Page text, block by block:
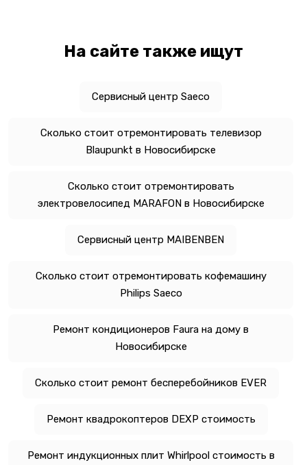
На сайте также ищут
Сервисный центр Saeco
Сколько стоит отремонтировать телевизор
Blaupunkt в Новосибирске
Сколько стоит отремонтировать
электровелосипед MARAFON в Новосибирске
Сервисный центр MAIBENBEN
Сколько стоит отремонтировать кофемашину
Philips Saeco
Ремонт кондиционеров Faura на дому в
Новосибирске
Сколько стоит ремонт бесперебойников EVER
Ремонт квадрокоптеров DEXP стоимость
Ремонт индукционных плит Whirlpool стоимость в